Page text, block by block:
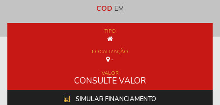
CÓD EM
TIPO
LOCALIZAÇÃO
-
VALOR
CONSULTE VALOR
SIMULAR FINANCIAMENTO